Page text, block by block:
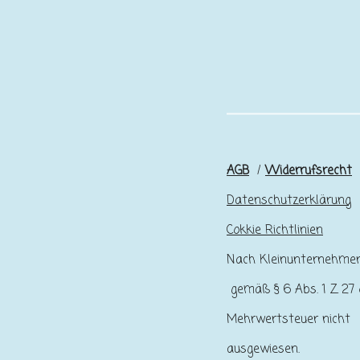
AGB/Widerrufsrecht
Datenschutzerklärung
Cokkie Richtlinien
Nach
gemäß § 6 Abs. 1 Z 27
Mehrwertsteuer nicht
ausgewiesen.